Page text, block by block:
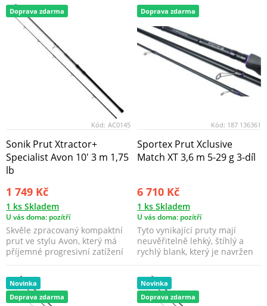
Doprava zdarma
Kód: AC0145
Sonik Prut Xtractor+
Specialist Avon 10' 3 m 1,75
lb
1 749 Kč
1 ks Skladem
U vás doma: pozítří
Skvěle zpracovaný kompaktní
prut ve stylu Avon, který má
příjemné progresivní zatížení
Doprava zdarma
Kód: 187 136361
Sportex Prut Xclusive
Match XT 3,6 m 5-29 g 3-díl
6 710 Kč
1 ks Skladem
U vás doma: pozítří
Tyto vynikající pruty mají
neuvěřitelně lehký, štíhlý a
rychlý blank, který je navržen
Novinka
Doprava zdarma
Novinka
Doprava zdarma